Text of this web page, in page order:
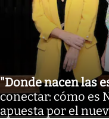
"Donde nacen las
conectar: cómo es
apuesta por el